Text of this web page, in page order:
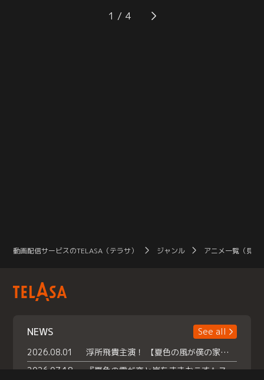
っそくボスからの命令を伝える。そ
の内容は、ボスの娘トリッシュ・ウ
に追い詰められる中、ホルマジオは
「暗殺者チーム」がボスから受けた
1
動画配信サービスのTELASA（テラサ） ジャンル アニメ一覧（見放
NEWS
See all
2026.08.01
浮所飛貴主演！ 【夏色の風が僕の家にやってきた】 本日よりテラサで独占配信スタート！
2026.07.18
『夏色の雲が恋と嵐をまきおこす』スペシャルメイキング 【Part1】2026年７月18日（土）23時30分～配信スタート！話題のシーンの裏側を大公開！豪華キャスト大集合！ 『武宮家 真夏の家族会議』開催！